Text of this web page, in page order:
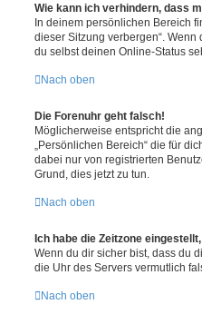
Wie kann ich verhindern, dass
In deinem persönlichen Bereich
dieser Sitzung verbergen“.
du selbst deinen Online-Status
Nach oben
Die Forenuhr geht falsch!
Möglicherweise entspricht die
„Persönlichen Bereich“ die für
dabei nur von registrierten
Grund, dies jetzt zu tun.
Nach oben
Ich habe die Zeitzone
Wenn du dir sicher bist, dass du
die Uhr des Servers vermutlich
Nach oben